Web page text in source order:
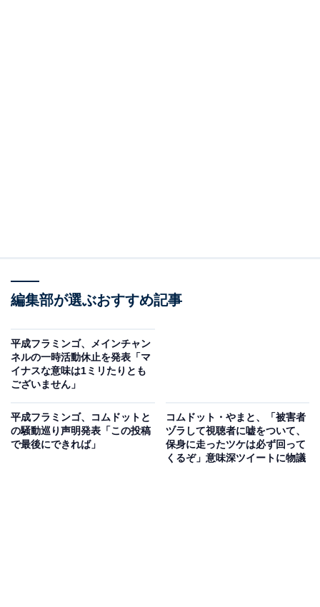
編集部が選ぶおすすめ記事
平成フラミンゴ、メインチャン
ネルの一時活動休止を発表「マ
イナスな意味は1ミリたりとも
ございません」
平成フラミンゴ、コムドットと
の騒動巡り声明発表「この投稿
で最後にできれば」
コムドット・やまと、「被害者
ヅラして視聴者に嘘をついて、
保身に走ったツケは必ず回って
くるぞ」意味深ツイートに物議